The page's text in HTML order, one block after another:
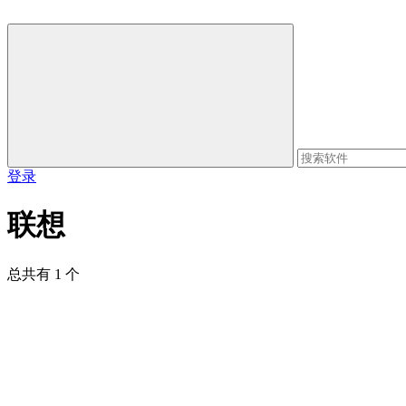
登录
联想
总共有 1 个